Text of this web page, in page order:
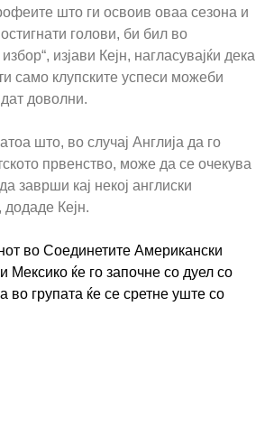
што ги освоив оваа сезона и
голови, би бил во
изјави Кејн, нагласувајќи дека
само клупските успеси можеби
доволни.
што, во случај Англија да го
првенство, може да се очекува
заврши кај некој англиски
Кејн.
во Соединетите Американски
Мексико ќе го започне со дуел со
во групата ќе се сретне уште со